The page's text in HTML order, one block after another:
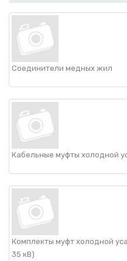
ИНФОРМАЦИЯ
НАШИ ПОСТАВЩИКИ
ГЕОСИНТЕТИЧЕСКИЕ
КОНТАКТЫ
Соединители медных жил
Кабельные муфты холодной
Комплекты муфт холодной
35 кВ)